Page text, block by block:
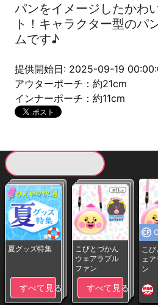
パンをイメージしたかわ
ト！キャラクター型のパ
ムです♪
提供開始日: 2025-09-19
アウターポーチ：約21cm
インナーポーチ：約11cm
夏グッズ特集
すべて見る
こびとづかん
ウェアラブル
ファン
すべて見る
こ
ェ
ン